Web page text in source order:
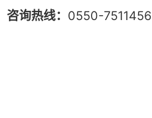
咨询热线： 0550-7511456